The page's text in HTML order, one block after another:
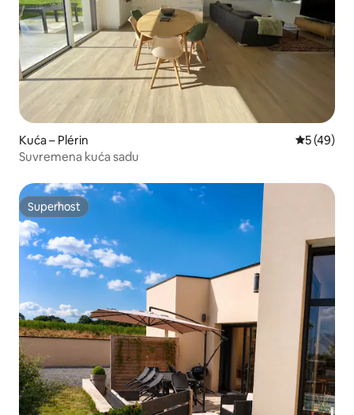
Kuća – Plérin Prosječna
5 (49)
Suvremena kuća sadu
Superhost
Superhost